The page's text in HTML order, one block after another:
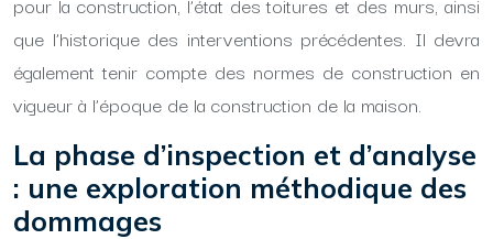
que l’historique des interventions précédentes. Il devra
également tenir compte des normes de construction en
vigueur à l’époque de la construction de la maison.
La phase d’inspection et d’analyse
: une exploration méthodique des
dommages